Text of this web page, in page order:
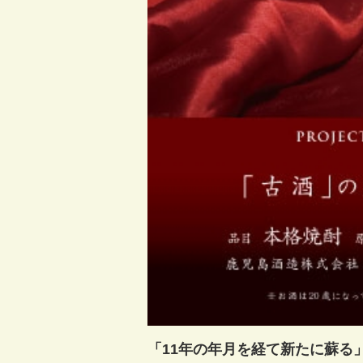
「11年の年月を経て新たに蘇る